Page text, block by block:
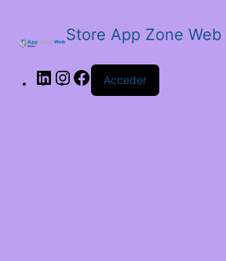
Store App Zone Web
Acceder